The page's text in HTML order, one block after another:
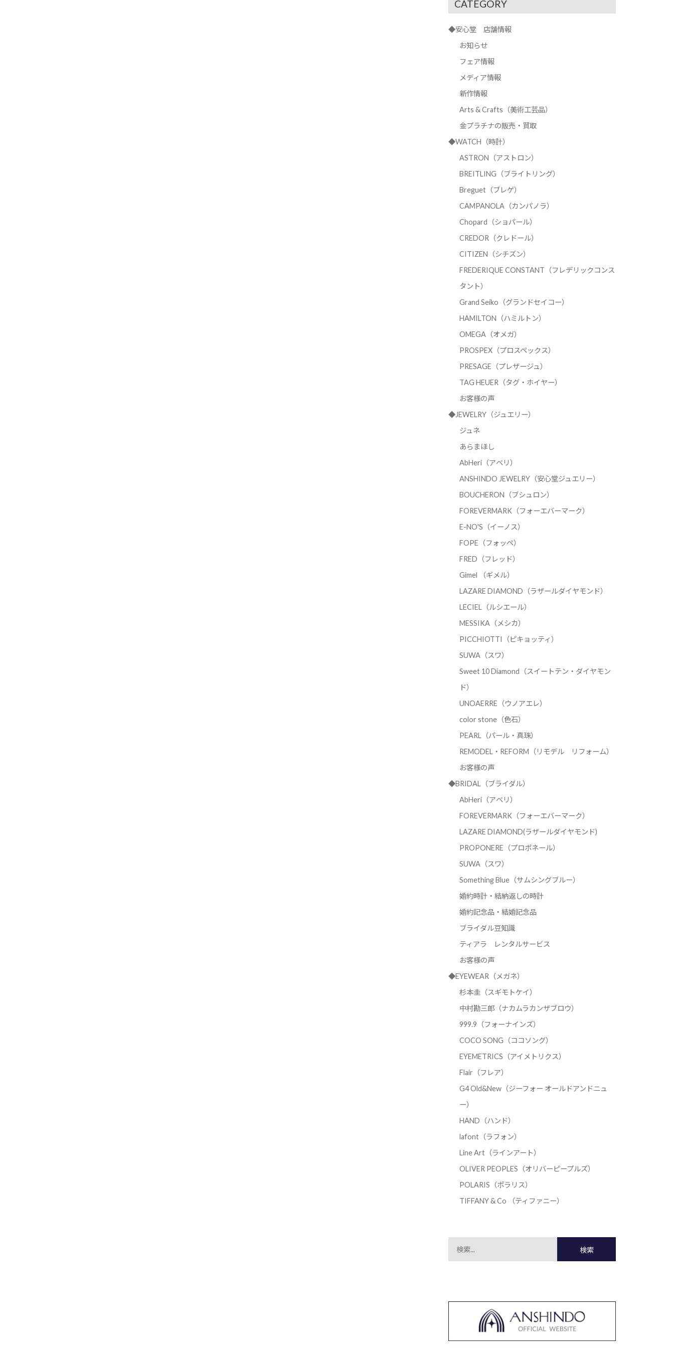
CATEGORY
◆安心堂 店舗情報
お知らせ
フェア情報
メディア情報
新作情報
Arts & Crafts（美術工芸品）
金プラチナの販売・買取
◆WATCH（時計）
ASTRON（アストロン）
BREITLING（ブライトリング）
Breguet（ブレゲ）
CAMPANOLA（カンパノラ）
Chopard（ショパール）
CREDOR（クレドール）
CITIZEN（シチズン）
FREDERIQUE CONSTANT（フレデリックコンス
タント）
Grand Seiko（グランドセイコー）
HAMILTON（ハミルトン）
OMEGA（オメガ）
PROSPEX（プロスペックス）
PRESAGE（プレザージュ）
TAG HEUER（タグ・ホイヤー）
お客様の声
◆JEWELRY（ジュエリー）
ジュネ
あらまほし
AbHeri（アベリ）
ANSHINDO JEWELRY（安心堂ジュエリー）
BOUCHERON（ブシュロン）
FOREVERMARK（フォーエバーマーク）
E-NO'S（イーノス）
FOPE（フォッペ）
FRED（フレッド）
Gimel （ギメル）
LAZARE DIAMOND（ラザールダイヤモンド）
LECIEL（ルシエール）
MESSIKA（メシカ）
PICCHIOTTI（ピキョッティ）
SUWA（スワ）
Sweet 10 Diamond（スイートテン・ダイヤモン
ド）
UNOAERRE（ウノアエレ）
color stone（色石）
PEARL（パール・真珠）
REMODEL・REFORM（リモデル リフォーム）
お客様の声
◆BRIDAL（ブライダル）
AbHeri（アベリ）
FOREVERMARK（フォーエバーマーク）
LAZARE DIAMOND(ラザールダイヤモンド)
PROPONERE（プロポネール）
SUWA（スワ）
Something Blue（サムシングブルー）
婚約時計・結納返しの時計
婚約記念品・結婚記念品
ブライダル豆知識
ティアラ レンタルサービス
お客様の声
◆EYEWEAR（メガネ）
杉本圭（スギモトケイ）
中村勘三郎（ナカムラカンザブロウ）
999.9（フォーナインズ）
COCO SONG（ココソング）
EYEMETRICS（アイメトリクス）
Flair（フレア）
G4 Old&New（ジーフォー オールドアンドニュ
ー）
HAND（ハンド）
lafont（ラフォン）
Line Art（ラインアート）
OLIVER PEOPLES（オリバーピープルズ）
POLARIS（ポラリス）
TIFFANY & Co （ティファニー）